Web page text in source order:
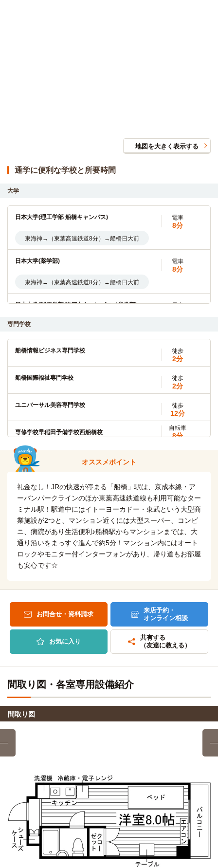
地図を大きく表示する
通学に便利な学校と所要時間
大学
日本大学(理工学部 船橋キャンパス) 電車
8分
東海神→（東葉高速鉄道8分）→船橋日大前
日本大学(薬学部) 電車
8分
東海神→（東葉高速鉄道8分）→船橋日大前
日本大学(理工学部 駿河台キャンパス／歯学部) 電車
船橋→（JR総武線38分）→御茶ノ水
日本大学(生産工学部 津田沼キャンパス) 電車
12分
日本大学(生産工学部 実籾キャンパス) 電車
日本大学(経済学部) 電車
船橋→（JR総武線40分）→水道橋
40分
船橋→（JR総武線40分）→水道橋
東京理科大学(神楽坂キャンパス・富士見校舎) 電車
42分
船橋→（JR総武線42分）→飯田橋
法政大学(市ケ谷キャンパス)
船橋→（JR総武線42分）→飯田橋
千葉大学(西千葉キャンパス) 電車
19分
船橋→（JR総武線19分）→西千葉
東京医療保健大学(船橋キャンパス)
自転車
IPU・環太平洋大学(東京キャンパス)
千葉工業大学(津田沼キャンパス)
千葉工業大学(大学院)
船橋 → (JR総武線5分) → 津田沼
千葉大学(大学院)
船橋→（JR総武線5分）→津田沼
昭和学院短期大学 電車
7分
専門学校
船橋情報ビジネス専門学校 徒歩
2分
船橋国際福祉専門学校 徒歩
2分
ユニバーサル美容専門学校 徒歩
12分
専修学校早稲田予備学校西船橋校
自転車
8分
船橋→（JR総武線3分）→西船橋
4分
船橋→（東武アーバンパークライン4分）→塚田
習志野調理師専門学校 電車
6分
京成船橋→（京成本線6分）→京成津田沼
東京動物専門学校
電車
9分
船橋→（JR総武線9分）→幕張本郷
電車
イーストウエスト外国語専門学校 電車
船橋→（JR総武線快速11分）→稲毛
東京文化ブライダル専門学校 電車
14分
船橋→（JR総武線14分）→小岩
千葉情報経理専門学校 電車
15分
船橋→（JR総武線快速15分）→千葉
オススメポイント
礼金なし！JRの快速が停まる「船橋」駅は、京成本線・ア
ーバンパークラインのほか東葉高速鉄道線も利用可能なター
ミナル駅！駅道中にはイトーヨーカドー・東武という大型商
業施設が2つと、マンション近くには大型スーパー、コンビ
ニ、病院があり生活便利♪船橋駅からマンションまでは、大
通り沿いをまっすぐ進んで約5分！マンション内にはオート
ロックやモニター付インターフォンがあり、帰り道もお部屋
も安心です☆
お問合せ・資料請求
来店予約・
オンライン相談
お気に入り
共有する
（友達に教える）
間取り図・各室専用設備紹介
間取り図